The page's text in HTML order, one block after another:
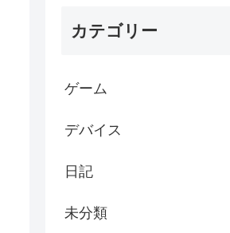
カテゴリー
ゲーム
デバイス
日記
未分類